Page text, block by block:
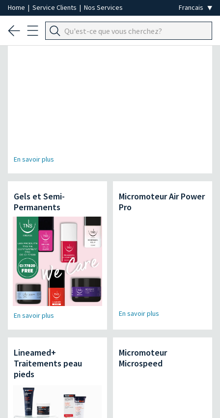
Home | Service Clients | Nos Services
Spécial Épilation Professionnelle
En savoir plus
Gels et Semi-
Permanents
En savoir plus
Micromoteur Air Power
Pro
En savoir plus
Lineamed+
Traitements peau
pieds
Micromoteur
Microspeed